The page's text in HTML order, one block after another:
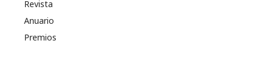
Revista
Anuario
Premios